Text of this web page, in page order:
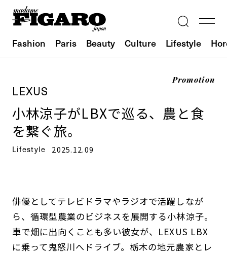
Fashion Paris Beauty Culture Lifestyle
Promotion
LEXUS
小林涼子がLBXで巡る、農と食
を繋ぐ旅。
Lifestyle 2025.12.09
俳優としてテレビドラマやラジオで活躍しなが
ら、循環型農業のビジネスを展開する小林涼子。
車で畑に出向くことも多い彼女が、LEXUS LBX
に乗って鬼怒川へドライブ。栃木の地元農家とレ